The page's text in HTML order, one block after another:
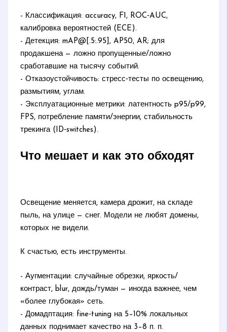
- Классификация: accuracy, F1, ROC‑AUC,
калибровка вероятностей (ECE).
- Детекция: mAP@[.5:.95], AP50, AR; для
продакшена — ложно пропущенные/ложно
сработавшие на тысячу событий.
- Отказоустойчивость: стресс‑тесты по освещению,
размытиям, углам.
- Эксплуатационные метрики: латентность p95/p99,
FPS, потребление памяти/энергии, стабильность
трекинга (ID‑switches).
Что мешает и как это обходят
Освещение меняется, камера дрожит, на складе
пыль, на улице — снег. Модели не любят домены,
которых не видели.
К счастью, есть инструменты.
- Аугментации: случайные обрезки, яркость/
контраст, blur, дождь/туман — иногда важнее, чем
«более глубокая» сеть.
- Домадптация: fine‑tuning на 5–10% локальных
данных поднимает качество на 3–8 п. п.